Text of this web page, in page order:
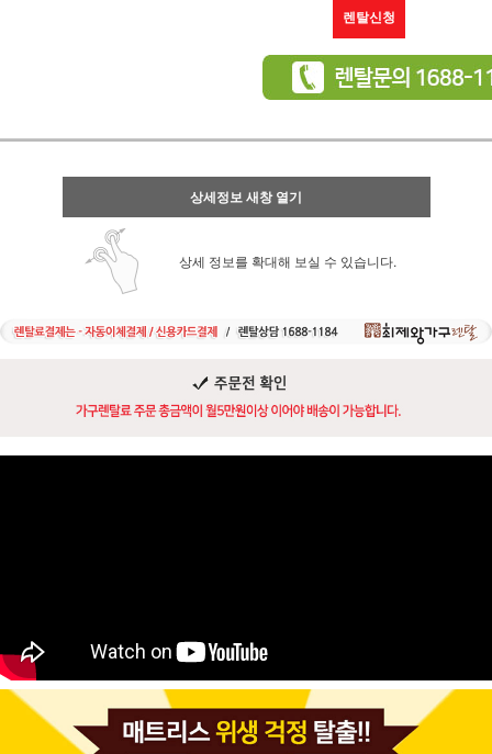
렌탈신청
상세정보 새창 열기
상세 정보를 확대해 보실 수 있습니다.